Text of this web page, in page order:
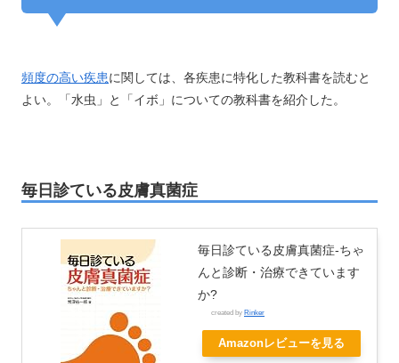
頻度の高い疾患に関しては、各疾患に特化した教科書を読むと
よい。「水虫」と「イボ」についての教科書を紹介した。
毎日診ている皮膚真菌症
毎日診ている皮膚真菌症-ちゃ
んと診断・治療できています
か?
created by Rinker
Amazonレビューを見る